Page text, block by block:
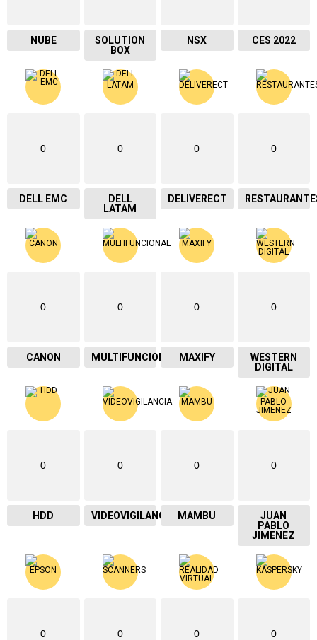
NUBE
SOLUTION
BOX
NSX CES 2022
0
DELL EMC
0
DELL
LATAM
0
DELIVERECT
0
0
CANON
0
MULTIFUNCIONAL
0
MAXIFY
0
WESTERN
DIGITAL
0
HDD
0
VIDEOVIGILANCIA
0
MAMBU
0
JUAN
PABLO
JIMENEZ
0 0 0 0